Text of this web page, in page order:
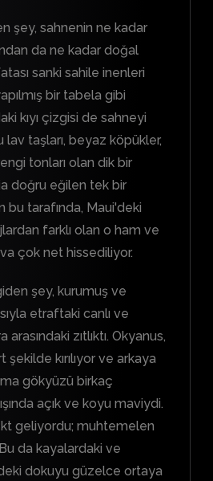
şey, sahnenin ne kadar
da ne kadar doğal
sanki sahile inenleri
bir tabela gibi
kıyı çizgisi de sahneyi
lav taşları, beyaz köpükler,
tonları olan dik bir
doğru eğilen tek bir
bu tarafında, Maui'deki
farklı olan o ham ve
çok net hissediliyor.
şey, kurumuş ve
etraftaki canlı ve
zıtlıktı. Okyanus,
kırılıyor ve arkaya
gökyüzü birkaç
açık ve koyu maviydi.
geliyordu; muhtemelen
da kayalardaki ve
dokuyu güzelce ortaya